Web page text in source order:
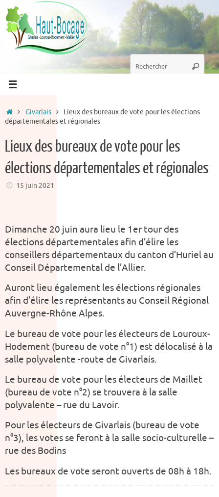
Passer
au
contenu
Recherche
pour
Accueil
Givarlais
Lieux des bureaux de vote pour les élections
départementales et régionales
Lieux des bureaux de vote pour les
élections départementales et régionales
15 juin 2021
Dimanche 20 juin aura lieu le 1er tour des
élections départementales afin d’élire les
conseillers départementaux du canton d’Huriel au
Conseil Départemental de l’Allier.
Auront lieu également les élections régionales
afin d’élire les représentants au Conseil Régional
Auvergne-Rhône Alpes.
Le bureau de vote pour les électeurs de Louroux-
Hodement (bureau de vote n°1) est délocalisé à la
salle polyvalente -route de Givarlais.
Le bureau de vote pour les électeurs de Maillet
(bureau de vote n°2) se trouvera à la salle
polyvalente – rue du Lavoir.
Pour les électeurs de Givarlais (bureau de vote
n°3), les votes se feront à la salle socio-culturelle –
rue des Bodins
Les bureaux de vote seront ouverts de 08h à 18h.